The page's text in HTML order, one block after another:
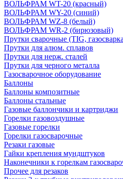
ВОЛЬФРАМ WT-20 (красный)
ВОЛЬФРАМ WY-20 (синий)
ВОЛЬФРАМ WZ-8 (белый)
ВОЛЬФРАМ WR-2 (бирюзовый)
Прутки сварочные (TIG,
Прутки для алюм. сплавов
Прутки для нерж. сталей
Прутки для черного металла
Газосварочное оборудование
Баллоны
Баллоны композитные
Баллоны стальные
Газовые баллончики и картриджи
Горелки газовоздушные
Газовые горелки
Горелки газосварочные
Резаки газовые
Гайки крепления мундштуков
Наконечники к горелкам
Прочее для резаков